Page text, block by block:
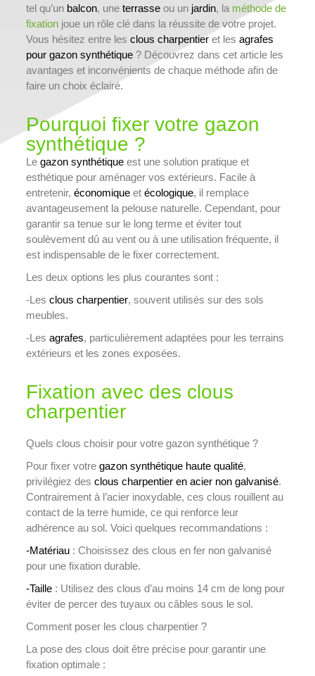
tel qu’un balcon, uneterrasseou un jardin, la méthode de
fixationjoue un rôle clé dans la réussite de votre projet.
Vous hésitez entre les clous charpentieret les agrafes
pour gazon synthétique? Découvrez dans cet article les
avantages et inconvénients de chaque méthode afin de
faire un choix éclairé.
Pourquoi fixer votre gazon
synthétique ?
Le gazon synthétiqueest une solution pratique et
esthétique pour aménager vos extérieurs. Facile à
entretenir, économiqueet écologique, il remplace
avantageusement la pelouse naturelle. Cependant, pour
garantir sa tenue sur le long terme et éviter tout
soulèvement dû au vent ou à une utilisation fréquente, il
est indispensable de le fixer correctement.
Les deux options les plus courantes sont :
-Les clous charpentier, souvent utilisés sur des sols
meubles.
-Les agrafes, particulièrement adaptées pour les terrains
extérieurs et les zones exposées.
Fixation avec des clous
charpentier
Quels clous choisir pour votre gazon synthétique ?
Pour fixer votre gazon synthétique haute qualité,
privilégiez des clous charpentier en acier non galvanisé.
Contrairement à l’acier inoxydable, ces clous rouillent au
contact de la terre humide, ce qui renforce leur
adhérence au sol. Voici quelques recommandations :
-Matériau: Choisissez des clous en fer non galvanisé
pour une fixation durable.
-Taille: Utilisez des clous d’au moins 14 cm de long pour
éviter de percer des tuyaux ou câbles sous le sol.
Comment poser les clous charpentier ?
La pose des clous doit être précise pour garantir une
fixation optimale :